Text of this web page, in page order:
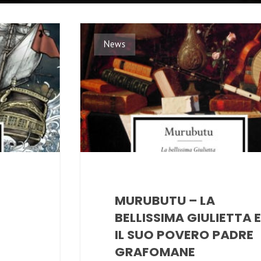
News
MURUBUTU – LA
BELLISSIMA GIULIETTA E
IL SUO POVERO PADRE
GRAFOMANE